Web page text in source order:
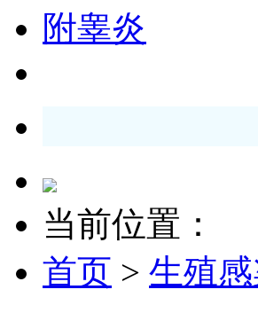
附睾炎
当前位置：
首页 > 生殖